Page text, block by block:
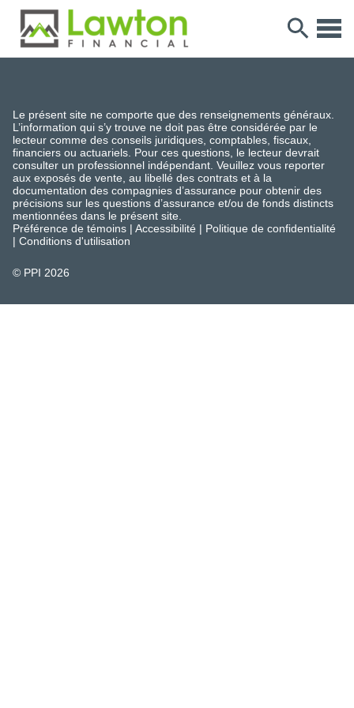
Le présent site ne comporte que des renseignements généraux.
L’information qui s’y trouve ne doit pas être considérée par le
lecteur comme des conseils juridiques, comptables, fiscaux,
financiers ou actuariels. Pour ces questions, le lecteur devrait
consulter un professionnel indépendant. Veuillez vous reporter
aux exposés de vente, au libellé des contrats et à la
documentation des compagnies d’assurance pour obtenir des
précisions sur les questions d’assurance et/ou de fonds distincts
mentionnées dans le présent site.
Préférence de témoins | Accessibilité | Politique de confidentialité
| Conditions d'utilisation
© PPI 2026